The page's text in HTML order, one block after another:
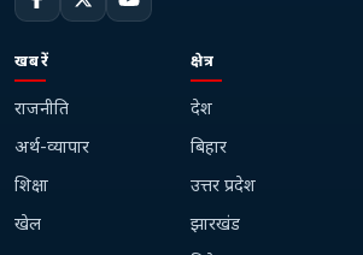
खबरें
राजनीति
अर्थ-व्यापार
शिक्षा
खेल
क्षेत्र
देश
बिहार
उत्तर प्रदेश
झारखंड